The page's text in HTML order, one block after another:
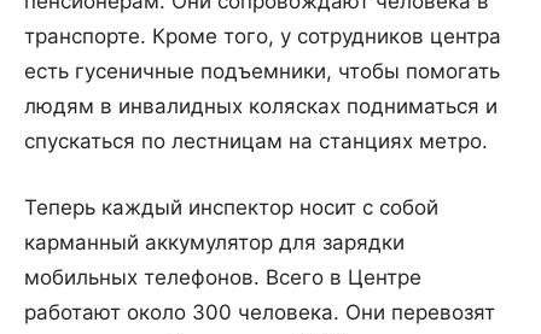
транспорте. Кроме того, у сотрудников центра
есть гусеничные подъемники, чтобы помогать
людям в инвалидных колясках подниматься и
спускаться по лестницам на станциях метро.
Теперь каждый инспектор носит с собой
карманный аккумулятор для зарядки
мобильных телефонов. Всего в Центре
работают около 300 человека. Они перевозят